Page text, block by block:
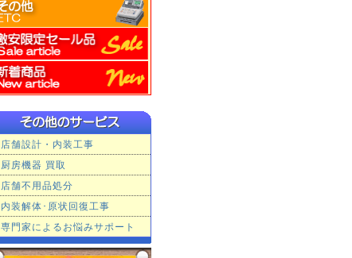
店舗設計・内装工事
厨房機器 買取
店舗不用品処分
内装解体･原状回復工事
専門家によるお悩みサポート